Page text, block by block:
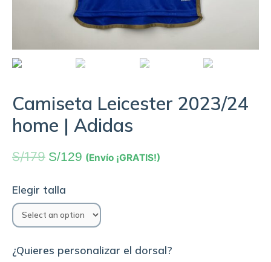
Camiseta Leicester 2023/24
home | Adidas
S/179 S/129 (Envío ¡GRATIS!)
Elegir talla
¿Quieres personalizar el dorsal?